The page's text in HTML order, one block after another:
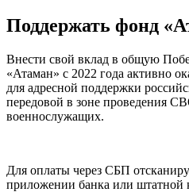
Поддержать фонд
Внести свой вклад в общую
«Атаман» с 2022 года активно
для адресной поддержки
передовой в зоне проведения
военнослужащих.
Для оплаты через СБП
приложении банка или штатной